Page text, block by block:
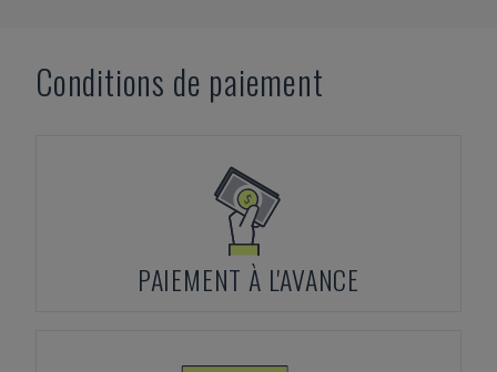
Conditions de paiement
PAIEMENT À L'AVANCE